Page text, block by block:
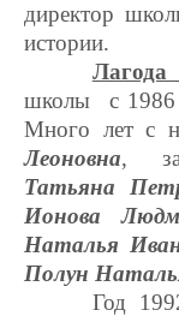
директор
истории.
школы с
Много лет с
Леоновна,
Татьяна
Ионова
Наталья
Полун
Год